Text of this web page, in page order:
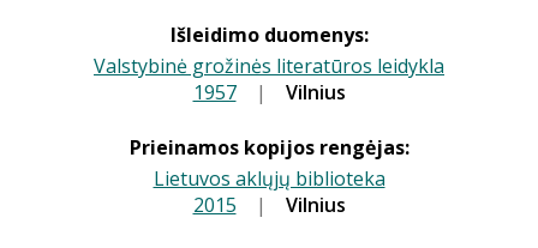
Išleidimo duomenys:
Valstybinė grožinės literatūros leidykla
1957 | Vilnius
Prieinamos kopijos rengėjas:
Lietuvos aklųjų biblioteka
2015 | Vilnius